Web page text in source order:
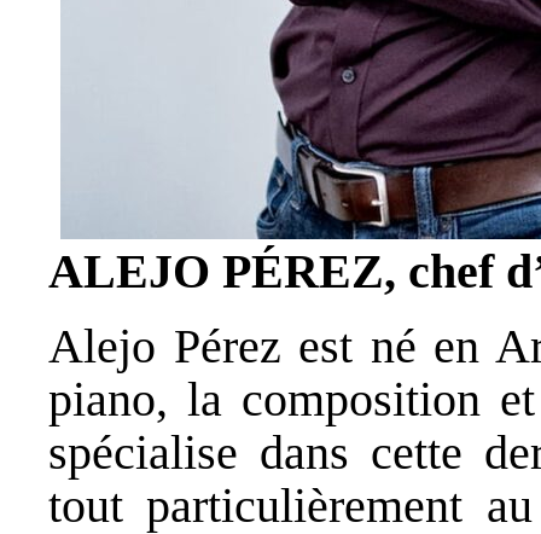
ALEJO PÉREZ, chef
Alejo Pérez est né en
piano, la composition
spécialise dans cette
tout particulièrement